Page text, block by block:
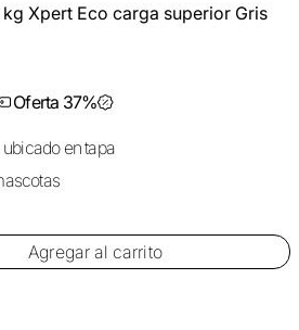
kg Xpert Eco carga superior Gris
Oferta 37%
en tapa
Agregar al carrito